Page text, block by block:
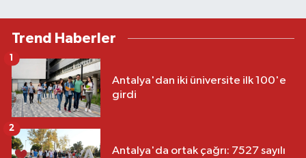
Trend Haberler
Antalya'dan iki üniversite ilk 100'e
girdi
Antalya'da ortak çağrı: 7527 sayılı
2